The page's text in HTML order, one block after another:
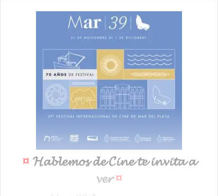
¤ 𝓗𝓪𝓫𝓵𝓮𝓶𝓸𝓼 𝓭𝓮 𝓒𝓲𝓷𝓮 𝓽𝓮 𝓲𝓷𝓿𝓲𝓽𝓪 𝓪
𝓿𝓮𝓻¤